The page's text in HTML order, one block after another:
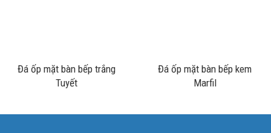
Đá ốp mặt bàn bếp trắng
Tuyết
Đá ốp mặt bàn bếp kem
Marfil